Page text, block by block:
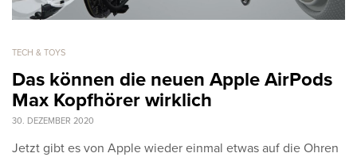
TECH & TOYS
Das können die neuen Apple AirPods
Max Kopfhörer wirklich
30. DEZEMBER 2020
Jetzt gibt es von Apple wieder einmal etwas auf die Ohren